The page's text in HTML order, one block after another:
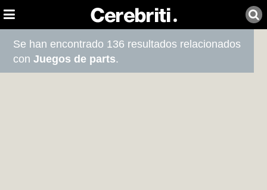
Se han encontrado 136 resultados relacionados
conJuegos de parts.